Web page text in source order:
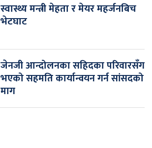
स्वास्थ्य मन्त्री मेहता र मेयर महर्जनबिच
भेटघाट
जेनजी आन्दोलनका सहिदका परिवारसँग
भएको सहमति कार्यान्वयन गर्न सांसदको
माग